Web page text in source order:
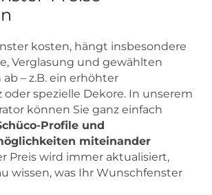
kosten, hängt insbesondere
Verglasung und gewählten
– z.B. ein erhöhter
spezielle Dekore. In unserem
können Sie ganz einfach
Profile und
miteinander
Preis wird immer aktualisiert,
wissen, was Ihr Wunschfenster